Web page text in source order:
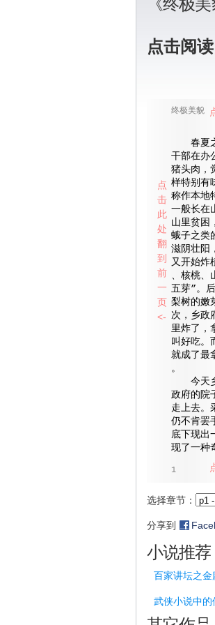
《终极
点击阅
终极美貌
第一
春夏之
干部在办
猪头肉，
样特别有
称作本地
一般长在
山里贫困
蛾子之类
滋阴壮阳
又开始炸
、核桃、
五芽”。
梨树的嫩
次，乡政
里炸了，
叫好吃。
就成了最
。
今天乡
政府的院
走上去。
仍不肯罢
底下现出
现了一种
1
选择章节：
分享到
点
击
此
处
翻
到
前
一
页
<-
小说推荐
百家讲坛之
武侠小说中